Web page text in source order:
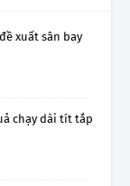
xuất sân bay
chạy dài tít tắp